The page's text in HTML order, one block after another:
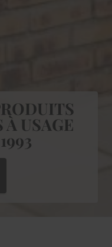
À USAGE